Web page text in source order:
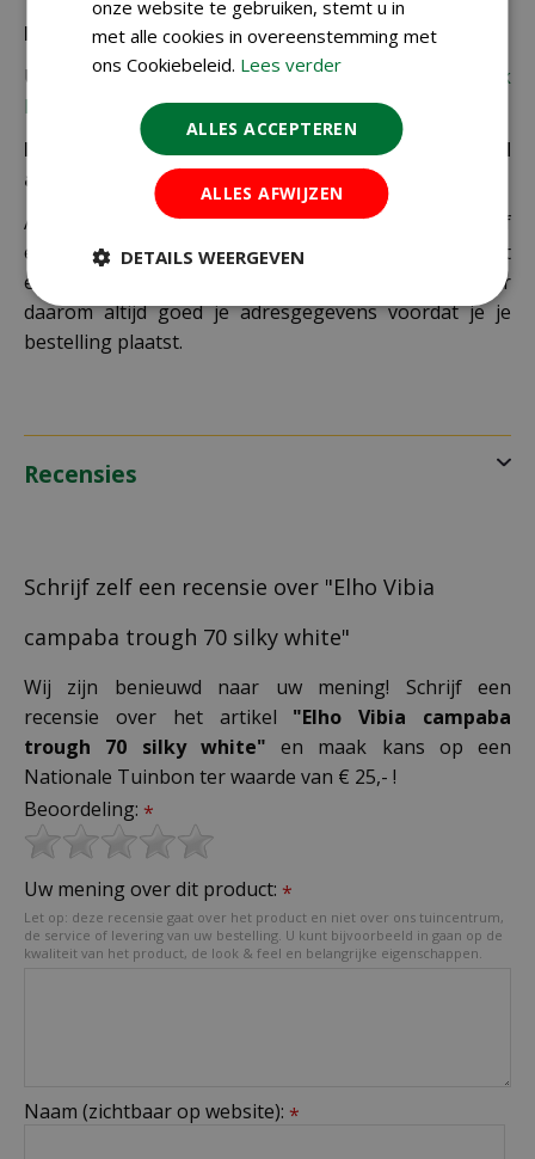
Bezorgkosten overige landen:
Uiteraard verzenden wij ook buiten Nederland,
bekijk
hier de verzendkosten.
Let op: extra kosten bij niet ophalen of verkeerd
adres
Als je je pakket niet ophaalt bij een PostNL-punt of
een verkeerd afleveradres invult, zijn wij genoodzaakt
extra kosten in rekening te brengen. Controleer
daarom altijd goed je adresgegevens voordat je je
bestelling plaatst.
Recensies
Schrijf zelf een recensie over "Elho Vibia
campaba trough 70 silky white"
Wij zijn benieuwd naar uw mening! Schrijf een
recensie over het artikel "Elho Vibia campaba
trough 70 silky white" en maak kans op een
Nationale Tuinbon ter waarde van € 25,- !
Beoordeling: *
Uw mening over dit product: *
Let op: deze recensie gaat over het product en niet over ons tuincentrum,
de service of levering van uw bestelling. U kunt bijvoorbeeld in gaan op de
kwaliteit van het product, de look & feel en belangrijke eigenschappen.
Naam (zichtbaar op website): *
onze website te gebruiken, stemt u in
met alle cookies in overeenstemming met
ons Cookiebeleid. Lees verder
ALLES ACCEPTEREN
ALLES AFWIJZEN
DETAILS WEERGEVEN